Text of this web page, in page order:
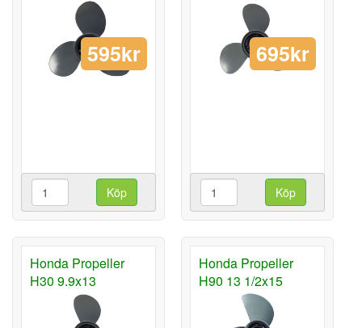
595kr
Köp
695kr
Köp
Honda Propeller
H30 9.9x13
Honda Propeller
H90 13 1/2x15